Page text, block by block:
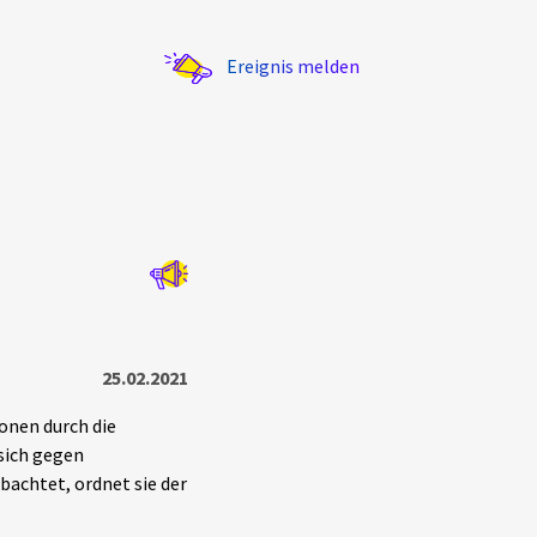
Ereignis melden
25.02.2021
durch die
gegen
ordnet sie der